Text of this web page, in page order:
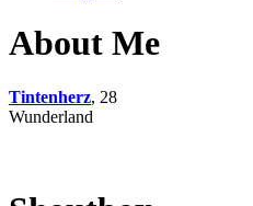
About Me
Tintenherz, 28
Wunderland